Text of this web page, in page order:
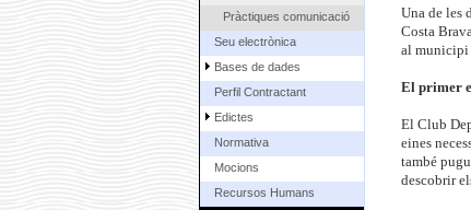
Pràctiques comunicació
Seu electrònica
Bases de dades
Perfil Contractant
Edictes
Normativa
Mocions
Recursos Humans
Una de les
Costa
al municipi
El primer
El Club
eines
també
descobrir